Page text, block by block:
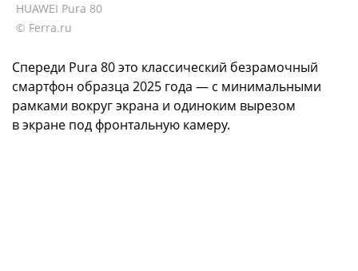
HUAWEI Pura 80
© Ferra.ru
Спереди Pura 80 это классический безрамочный
смартфон образца 2025 года — с минимальными
рамками вокруг экрана и одиноким вырезом
в экране под фронтальную камеру.